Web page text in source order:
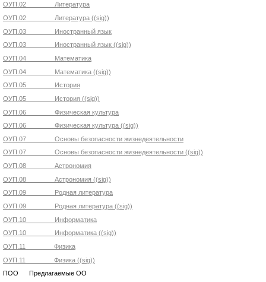
ОУП.02 Литература
ОУП.02 Литература ((sig))
ОУП.03 Иностранный язык
ОУП.03 Иностранный язык ((sig))
ОУП.04 Математика
ОУП.04 Математика ((sig))
ОУП.05 История
ОУП.05 История ((sig))
ОУП.06 Физическая культура
ОУП.06 Физическая культура ((sig))
ОУП.07 Основы безопасности жизнедеятельности
ОУП.07 Основы безопасности жизнедеятельности ((sig))
ОУП.08 Астрономия
ОУП.08 Астрономия ((sig))
ОУП.09 Родная литература
ОУП.09 Родная литература ((sig))
ОУП.10 Информатика
ОУП.10 Информатика ((sig))
ОУП.11 Физика
ОУП.11 Физика ((sig))
ПОО Предлагаемые ОО